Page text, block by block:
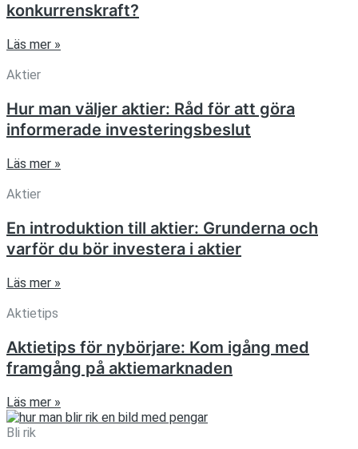
konkurrenskraft?
Läs mer »
Aktier
Hur man väljer aktier: Råd för att göra
informerade investeringsbeslut
Läs mer »
Aktier
En introduktion till aktier: Grunderna och
varför du bör investera i aktier
Läs mer »
Aktietips
Aktietips för nybörjare: Kom igång med
framgång på aktiemarknaden
Läs mer »
Bli rik